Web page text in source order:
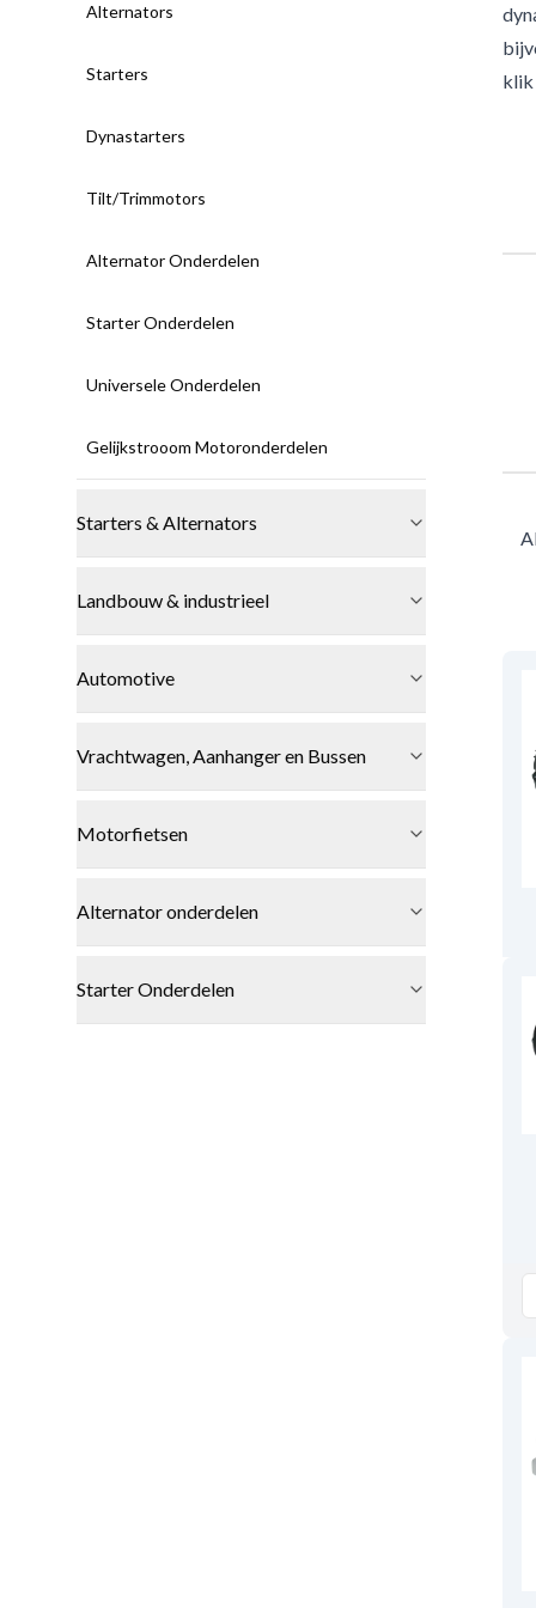
Alternators
Starters
Dynastarters
Tilt/Trimmotors
Alternator Onderdelen
Starter Onderdelen
Universele Onderdelen
Gelijkstrooom Motoronderdelen
Starters & Alternators
Landbouw & industrieel
Automotive
Vrachtwagen, Aanhanger en Bussen
Motorfietsen
Alternator onderdelen
Starter Onderdelen
klik